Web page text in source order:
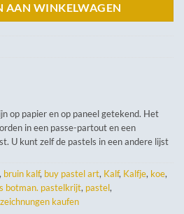
AAN WINKELWAGEN
op papier en op paneel getekend. Het
in een passe-partout en een
U kunt zelf de pastels in een andere lijst
, bruin kalf, buy pastel art, Kalf, Kalfje, koe,
botman. pastelkrijt, pastel,
kaufen